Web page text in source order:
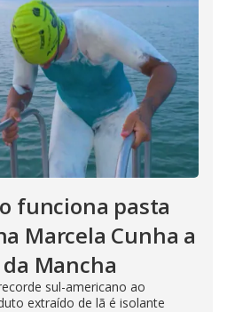
funciona pasta
Marcela Cunha a
Mancha
sul-americano ao
extraído de lã é isolante